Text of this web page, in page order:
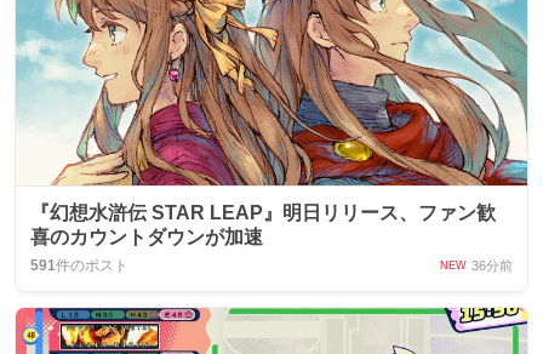
『幻想水滸伝 STAR LEAP』明日リリース、ファン歓
喜のカウントダウンが加速
591件のポスト NEW 36分前